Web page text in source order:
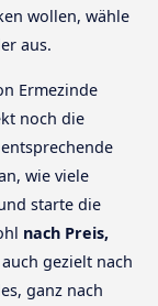
wollen, wähle
aus.
Ermezinde
noch die
wie viele
starte die
nach Preis,
auch gezielt nach
ganz nach